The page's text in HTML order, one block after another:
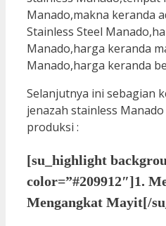
Selanjutnya ini sebagian
jenazah stainless
produksi :
[su_highlight
color=”#209912″]1.
Mengangkat Mayit[/